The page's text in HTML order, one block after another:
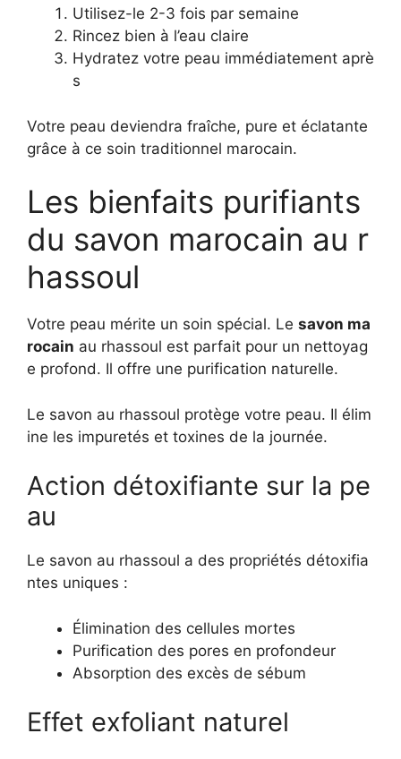
Utilisez-le 2-3 fois par semaine
Rincez bien à l’eau claire
Hydratez votre peau immédiatement aprè
s
Votre peau deviendra fraîche, pure et éclatante
grâce à ce soin traditionnel marocain.
Les bienfaits purifiants
du savon marocain au r
hassoul
Votre peau mérite un soin spécial. Le savon ma
rocain au rhassoul est parfait pour un nettoyag
e profond. Il offre une purification naturelle.
Le savon au rhassoul protège votre peau. Il élim
ine les impuretés et toxines de la journée.
Action détoxifiante sur la pe
au
Le savon au rhassoul a des propriétés détoxifia
ntes uniques :
Élimination des cellules mortes
Purification des pores en profondeur
Absorption des excès de sébum
Effet exfoliant naturel